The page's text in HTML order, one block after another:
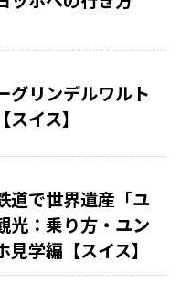
グリンデルワルト
イス】
道で世界遺産「ユ
光：乗り方・ユン
学編【スイス】